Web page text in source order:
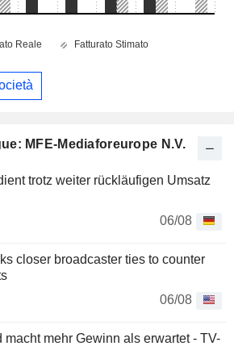
MFE-Mediaforeurope N.V.
trotz weiter rückläufigen Umsatz
06/08
closer broadcaster ties to counter
06/08
macht mehr Gewinn als erwartet - TV-